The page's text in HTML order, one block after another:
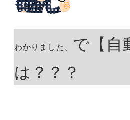
わかりました。 で【自
は？？？